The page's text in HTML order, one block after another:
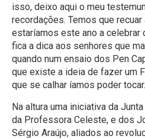
isso, deixo aqui o meu
recordações. Temos que
estaríamos este ano a celebrar
fica a dica aos senhores que
quando num ensaio dos Pen
que existe a ideia de fazer um
que se calhar íamos poder tocar.
Na altura uma iniciativa da
da Professora Celeste, e dos
Sérgio Araújo, aliados ao